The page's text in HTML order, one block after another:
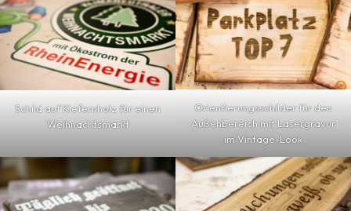
Schild auf Kiefernholz für einen
Weihnachtsmarkt
Orientierungsschilder für den
Außenbereich mit Lasergravur
im Vintage-Look